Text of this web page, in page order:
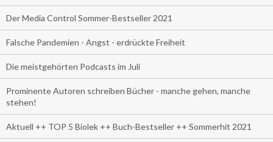
Der Media Control Sommer-Bestseller 2021
Falsche Pandemien - Angst - erdrückte Freiheit
Die meistgehörten Podcasts im Juli
Prominente Autoren schreiben Bücher - manche gehen, manche
stehen!
Aktuell ++ TOP 5 Biolek ++ Buch-Bestseller ++ Sommerhit 2021